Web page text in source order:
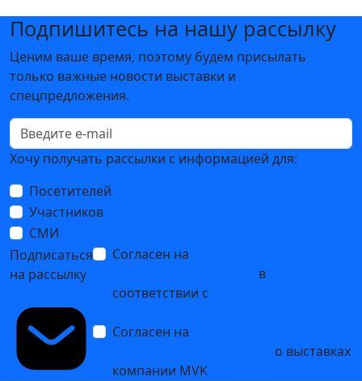
Подпишитесь на нашу рассылку
Ценим ваше время, поэтому будем присылать
только важные новости выставки и
спецпредложения.
Хочу получать рассылки с информацией для:
Посетителей
Участников
СМИ
Подписаться
на рассылку
Согласен на
в
соответствии с
Согласен на
о выставках
компании MVK